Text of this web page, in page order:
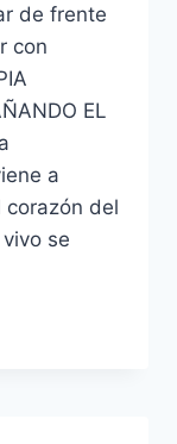
de frente
con
EL
a
corazón del
se